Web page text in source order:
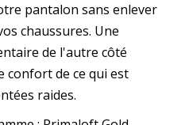
pantalon sans enlever
chaussures. Une
de l'autre côté
confort de ce qui est
raides.